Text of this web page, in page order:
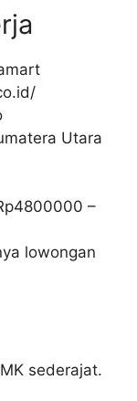
Utara
4800000 –
lowongan
sederajat.